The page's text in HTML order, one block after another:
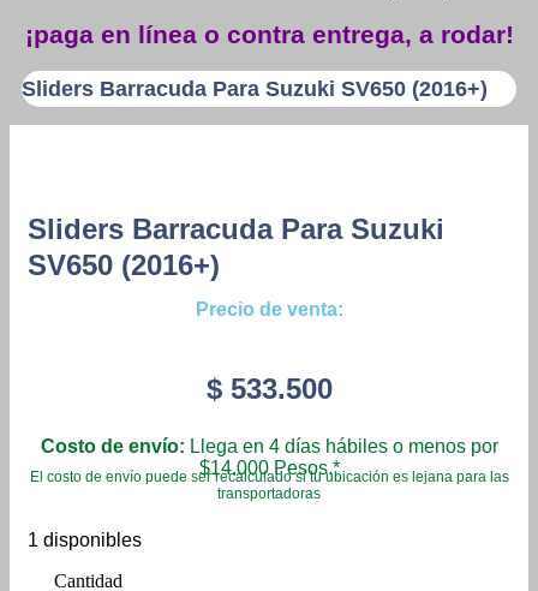
¡paga en línea o contra entrega, a rodar!
Sliders Barracuda Para Suzuki SV650 (2016+)
Sliders Barracuda Para Suzuki
SV650 (2016+)
Precio de venta:
$533.500
Costo de envío: Llega en 4 días hábiles o menos por
$14.000 Pesos.*
El costo de envío puede ser recalculado si tu ubicación es lejana para las
transportadoras
1 disponibles